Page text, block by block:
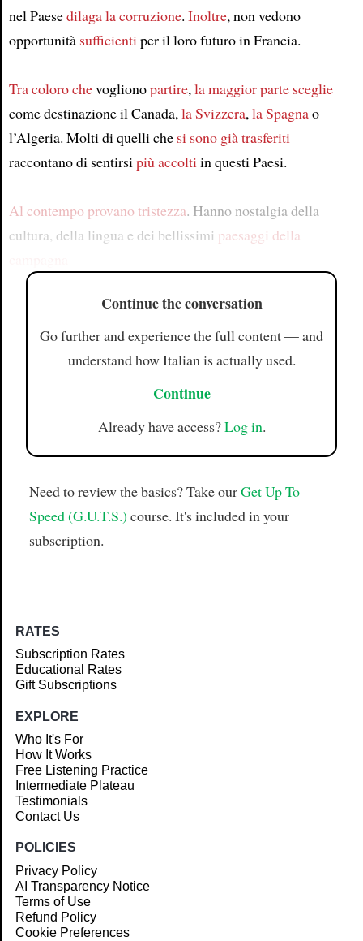
nel Paesedilaga la corruzione. Inoltre, non vedono
opportunità sufficientiper il loro futuro in Francia.
Tra coloro chevoglionopartire,la maggior parte sceglie
come destinazione il Canada,la Svizzera,la Spagnao
l’Algeria. Molti di quelli che si sono già trasferiti
raccontano di sentirsipiù accoltiin questi Paesi.
Al contempo provano tristezza. Hanno nostalgia della
cultura, della lingua e dei bellissimi paesaggi della
Continue the conversation
Go further and experience the full content — and
understand how Italian is actually used.
Continue
Already have access?Log in.
Need to review the basics? Take ourGet Up To
Speed (G.U.T.S.) course. It's included in your
subscription.
RATES
Subscription Rates
Educational Rates
Gift Subscriptions
EXPLORE
Who It's For
How It Works
Free Listening Practice
Intermediate Plateau
Testimonials
Contact Us
POLICIES
Privacy Policy
AI Transparency Notice
Terms of Use
Refund Policy
Cookie Preferences